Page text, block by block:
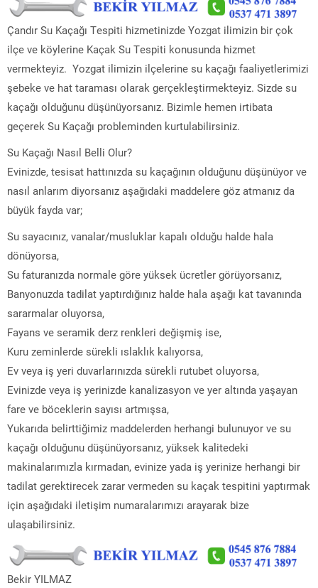
Çandır Su Kaçağı Tespiti hizmetinizde Yozgat ilimizin bir çok
ilçe ve köylerine Kaçak Su Tespiti konusunda hizmet
vermekteyiz. Yozgat ilimizin ilçelerine su kaçağı faaliyetlerimizi
şebeke ve hat taraması olarak gerçekleştirmekteyiz. Sizde su
kaçağı olduğunu düşünüyorsanız. Bizimle hemen irtibata
geçerek Su Kaçağı probleminden kurtulabilirsiniz.
Su Kaçağı Nasıl Belli Olur?
Evinizde, tesisat hattınızda su kaçağının olduğunu düşünüyor ve
nasıl anlarım diyorsanız aşağıdaki maddelere göz atmanız da
büyük fayda var;
Su sayacınız, vanalar/musluklar kapalı olduğu halde hala
dönüyorsa,
Su faturanızda normale göre yüksek ücretler görüyorsanız,
Banyonuzda tadilat yaptırdığınız halde hala aşağı kat tavanında
sararmalar oluyorsa,
Fayans ve seramik derz renkleri değişmiş ise,
Kuru zeminlerde sürekli ıslaklık kalıyorsa,
Ev veya iş yeri duvarlarınızda sürekli rutubet oluyorsa,
Evinizde veya iş yerinizde kanalizasyon ve yer altında yaşayan
fare ve böceklerin sayısı artmışsa,
Yukarıda belirttiğimiz maddelerden herhangi bulunuyor ve su
kaçağı olduğunu düşünüyorsanız, yüksek kalitedeki
makinalarımızla kırmadan, evinize yada iş yerinize herhangi bir
tadilat gerektirecek zarar vermeden su kaçak tespitini yaptırmak
için aşağıdaki iletişim numaralarımızı arayarak bize
ulaşabilirsiniz.
Bekir YILMAZ